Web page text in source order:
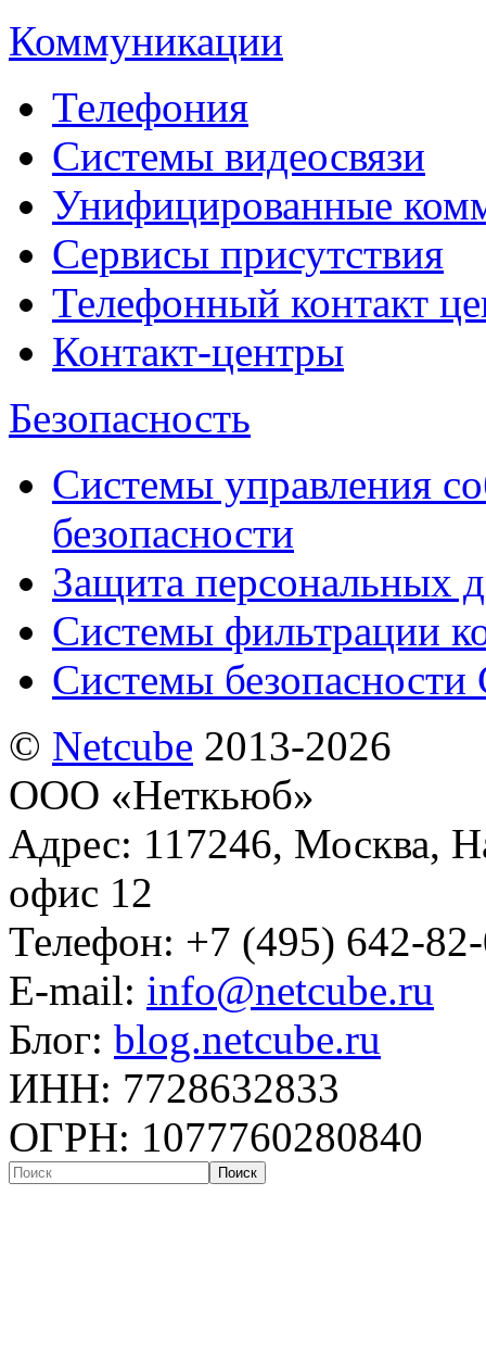
Коммуникации
Телефония
Системы видеосвязи
Унифицированные
Сервисы присутствия
Телефонный контакт
Контакт-центры
Безопасность
Системы управления
безопасности
Защита персональных
Системы фильтрации
Системы безопасности
© Netсube 2013-2026
ООО «Неткьюб»
Адрес: 117246, Москва,
офис 12
Телефон: +7 (495) 642-
E-mail: info@netcube.ru
Блог: blog.netcube.ru
ИНН: 7728632833
ОГРН: 1077760280840